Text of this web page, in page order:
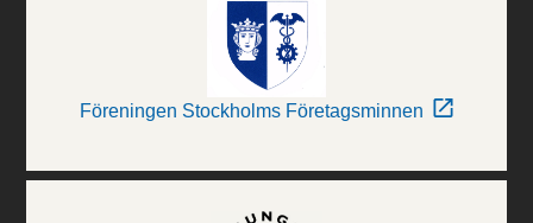
Föreningen Stockholms Företagsminnen